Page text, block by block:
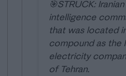
🎯STRUCK:
intelligence
that was located
compound as the
electricity
of Tehran.